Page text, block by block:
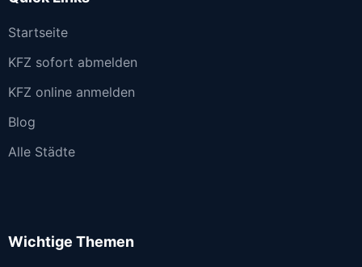
Startseite
KFZ sofort abmelden
KFZ online anmelden
Blog
Alle Städte
Wichtige Themen